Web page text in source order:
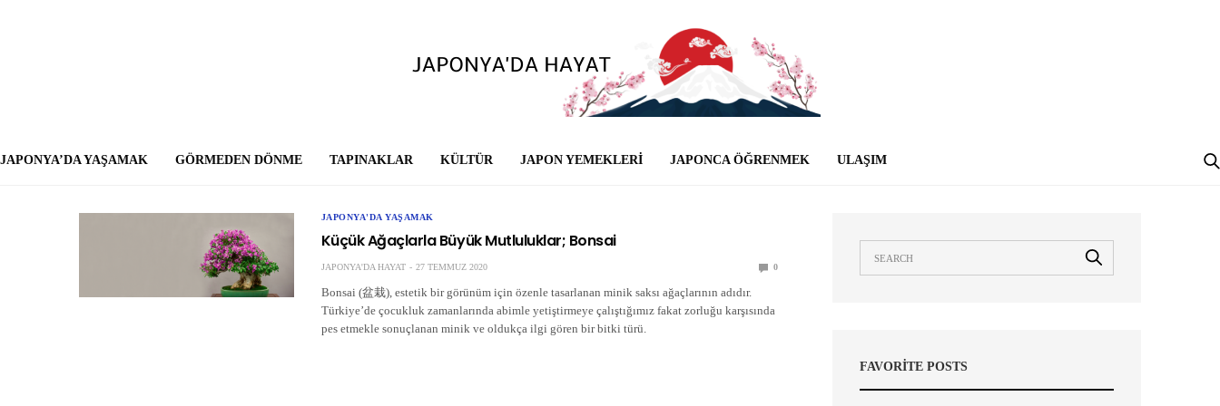
JAPONYA’DA YAŞAMAK GÖRMEDEN DÖNME TAPINAKLAR KÜLTÜR JAPON YEMEKLERI JAPONCA ÖĞRENMEK ULAŞIM
JAPONYA'DA YAŞAMAK
Küçük Ağaçlarla Büyük Mutluluklar; Bonsai
JAPONYA'DA HAYAT 27 TEMMUZ 2020 0
Bonsai (盆栽), estetik bir görünüm için özenle tasarlanan minik saksı ağaçlarının adıdır.
Türkiye’de çocukluk zamanlarında abimle yetiştirmeye çalıştığımız fakat zorluğu karşısında
pes etmekle sonuçlanan minik ve oldukça ilgi gören bir bitki türü.
FAVORITE POSTS